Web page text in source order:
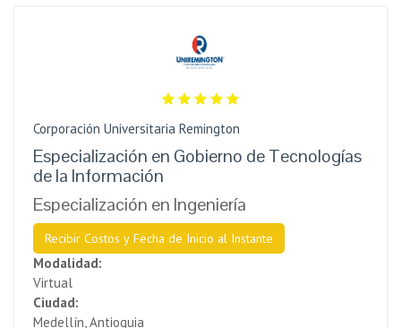
Corporación Universitaria Remington
Especialización en Gobierno de Tecnologías
de la Información
Especialización en Ingeniería
Recibir Costos y Fecha de Inicio al Instante
Modalidad:
Virtual
Ciudad:
Medellín, Antioquia